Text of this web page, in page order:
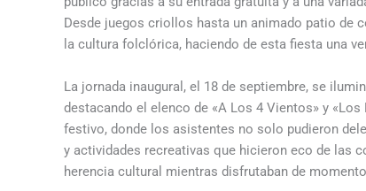
Desde juegos criollos hasta un animado patio de
la cultura folclórica, haciendo de esta fiesta una
La jornada inaugural, el 18 de septiembre, se
destacando el elenco de «A Los 4 Vientos» y
festivo, donde los asistentes no solo pudieron
y actividades recreativas que hicieron eco de las
herencia cultural mientras disfrutaban de